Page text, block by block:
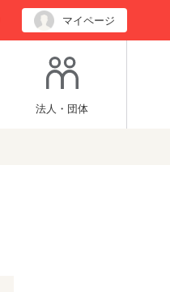
マイページ
法人・団体